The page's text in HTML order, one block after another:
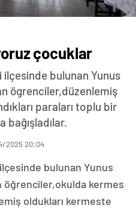
çocuklar
bulunan Yunus
ögrenciler,düzenlemiş
paraları toplu bir
bağışladılar.
2025 20:04
bulunan Yunus
öğrenciler,okulda kermes
oldukları kermeste